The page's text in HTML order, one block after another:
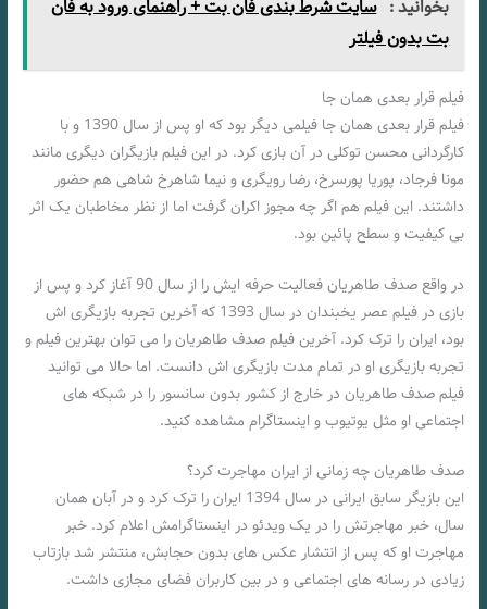
بخوانید : سایت شرط بندی فان بت + راهنمای ورود به فان
بت بدون فیلتر
فیلم قرار بعدی همان جا
فیلم قرار بعدی همان جا فیلمی دیگر بود که او پس از سال 1390 و با
کارگردانی محسن توکلی در آن بازی کرد. در این فیلم بازیگران دیگری مانند
مونا فرجاد، پوریا پورسرخ، رضا رویگری و نیما شاهرخ شاهی هم حضور
داشتند. این فیلم هم اگر چه مجوز اکران گرفت اما از نظر مخاطبان یک اثر
بی کیفیت و سطح پائین بود.
در واقع صدف طاهریان فعالیت حرفه ایش را از سال 90 آغاز کرد و پس از
بازی در فیلم عصر یخبندان در سال 1393 که آخرین تجربه بازیگری اش
بود، ایران را ترک کرد. آخرین فیلم صدف طاهریان را می توان بهترین فیلم و
تجربه بازیگری او در تمام مدت بازیگری اش دانست. اما حالا می توانید
فیلم صدف طاهریان در خارج از کشور بدون سانسور را در شبکه های
اجتماعی او مثل یوتیوب و اینستاگرام مشاهده کنید.
صدف طاهریان چه زمانی از ایران مهاجرت کرد؟
این بازیگر سابق ایرانی در سال 1394 ایران را ترک کرد و در آبان همان
سال، خبر مهاجرتش را در یک ویدئو در اینستاگرامش اعلام کرد. خبر
مهاجرت او که پس از انتشار عکس های بدون حجابش، منتشر شد بازتاب
زیادی در رسانه های اجتماعی و در بین کاربران فضای مجازی داشت.